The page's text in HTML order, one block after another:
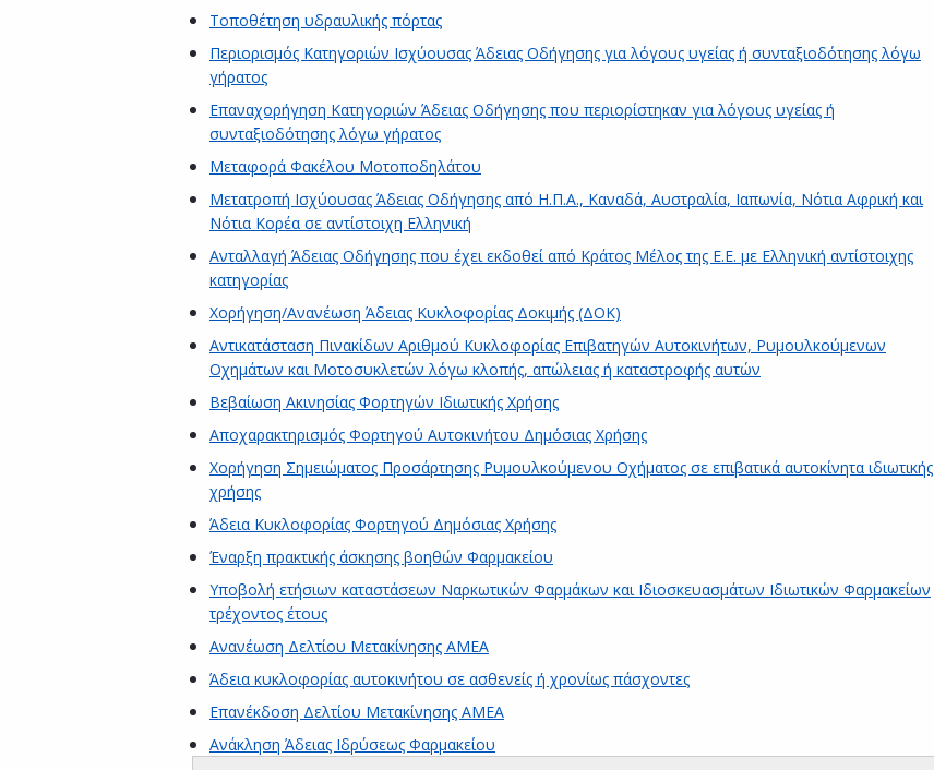
Τοποθέτηση υδραυλικής πόρτας
Περιορισμός Κατηγοριών Ισχύουσας Άδειας Οδήγησης για λόγους υγείας ή συνταξιοδότησης λόγω
γήρατος
Επαναχορήγηση Κατηγοριών Άδειας Οδήγησης που περιορίστηκαν για λόγους υγείας ή
συνταξιοδότησης λόγω γήρατος
Μεταφορά Φακέλου Μοτοποδηλάτου
Μετατροπή Ισχύουσας Άδειας Οδήγησης από Η.Π.Α., Καναδά, Αυστραλία, Ιαπωνία, Νότια Αφρική και
Νότια Κορέα σε αντίστοιχη Ελληνική
Ανταλλαγή Άδειας Οδήγησης που έχει εκδοθεί από Κράτος Μέλος της Ε.Ε. με Ελληνική αντίστοιχης
κατηγορίας
Χορήγηση/Ανανέωση Άδειας Κυκλοφορίας Δοκιμής (ΔΟΚ)
Αντικατάσταση Πινακίδων Αριθμού Κυκλοφορίας Επιβατηγών Αυτοκινήτων, Ρυμουλκούμενων
Οχημάτων και Μοτοσυκλετών λόγω κλοπής, απώλειας ή καταστροφής αυτών
Βεβαίωση Ακινησίας Φορτηγών Ιδιωτικής Χρήσης
Αποχαρακτηρισμός Φορτηγού Αυτοκινήτου Δημόσιας Χρήσης
Χορήγηση Σημειώματος Προσάρτησης Ρυμουλκούμενου Οχήματος σε επιβατικά αυτοκίνητα ιδιωτικής
χρήσης
Άδεια Κυκλοφορίας Φορτηγού Δημόσιας Χρήσης
Έναρξη πρακτικής άσκησης βοηθών Φαρμακείου
Υποβολή ετήσιων καταστάσεων Ναρκωτικών Φαρμάκων και Ιδιοσκευασμάτων Ιδιωτικών Φαρμακείων
τρέχοντος έτους
Ανανέωση Δελτίου Μετακίνησης ΑΜΕΑ
Άδεια κυκλοφορίας αυτοκινήτου σε ασθενείς ή χρονίως πάσχοντες
Επανέκδοση Δελτίου Μετακίνησης ΑΜΕΑ
Ανάκληση Άδειας Ιδρύσεως Φαρμακείου